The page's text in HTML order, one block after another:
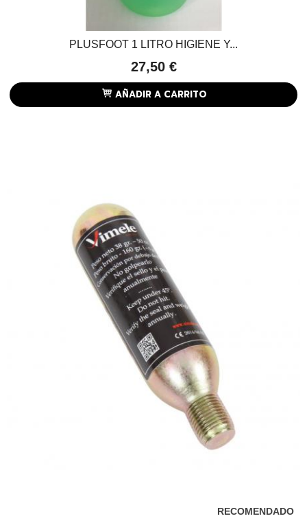
PLUSFOOT 1 LITRO HIGIENE Y...
27,50 €
AÑADIR A CARRITO
RECOMENDADO